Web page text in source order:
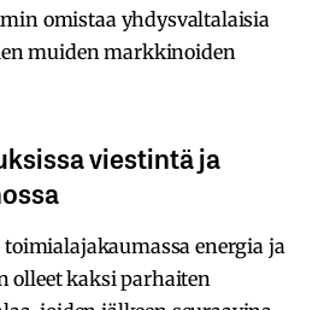
omistaa yhdysvaltalaisia
muiden markkinoiden
viestintä ja
energia ja
olleet kaksi parhaiten